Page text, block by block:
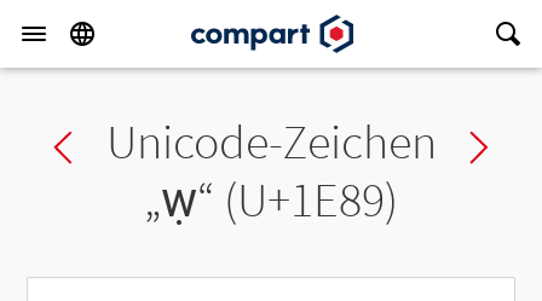
Previous char
Unicode-Zeichen
„ẉ“ (U+1E89)